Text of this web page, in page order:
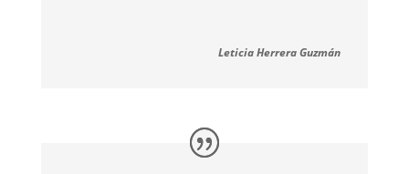
Leticia Herrera Guzmán